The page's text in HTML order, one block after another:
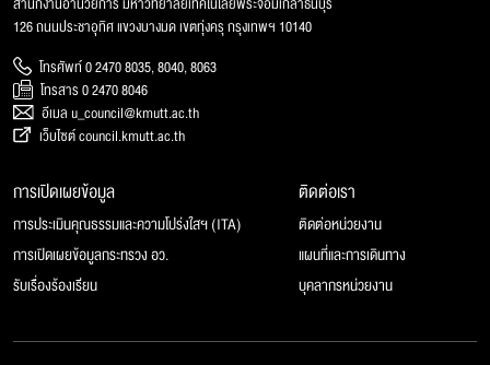
126 ถนนประชาอุทิศ แขวงบางมด เขตทุ่งครุ กรุงเทพฯ 10140
โทรศัพท์ 0 2470 8035, 8040, 8063
โทรสาร 0 2470 8046
อีเมล u_council@kmutt.ac.th
เว็บไซต์ council.kmutt.ac.th
การเปิดเผยข้อมูล
การประเมินคุณธรรมและความโปร่งใสฯ (ITA)
การเปิดเผยข้อมูลกระทรวง อว.
รับเรื่องร้องเรียน
ติดต่อเรา
ติดต่อหน่วยงาน
แผนที่และการเดินทาง
บุคลากรหน่วยงาน